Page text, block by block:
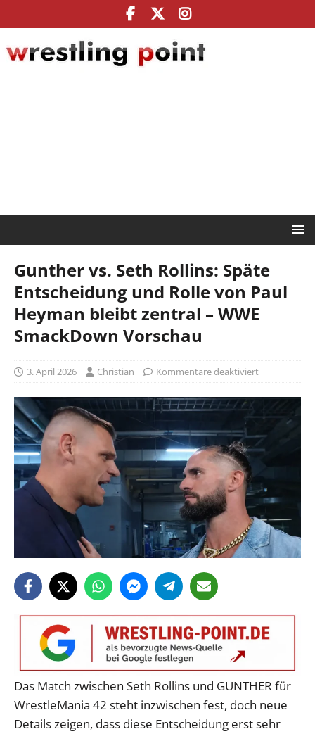
Gunther vs. Seth Rollins: Späte
Entscheidung und Rolle von Paul
Heyman bleibt zentral – WWE
SmackDown Vorschau
3. April 2026 Christian Kommentare deaktiviert
Das Match zwischen Seth Rollins und GUNTHER für
WrestleMania 42 steht inzwischen fest, doch neue
Details zeigen, dass diese Entscheidung erst sehr